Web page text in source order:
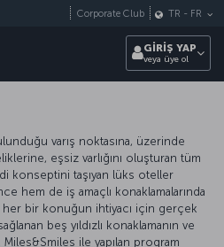
Corporate Club TR - FR
GİRİŞ YAP
veya üye ol
varış noktasına, üzerinde
eşsiz varlığını oluşturan tüm
konseptini taşıyan lüks oteller
hem de iş amaçlı konaklamalarında
bir konuğun ihtiyacı için gerçek
beş yıldızlı konaklamanın ve
ile yapılan program